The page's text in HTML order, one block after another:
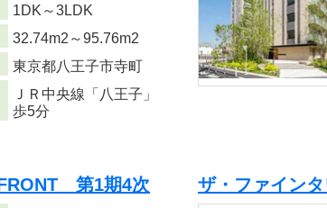
1DK～3LDK
32.74m2 ～95.76m2
東京都八王子市寺町
ＪＲ中央線「八王子」
歩5分
第1期4次 ザ・ファイン